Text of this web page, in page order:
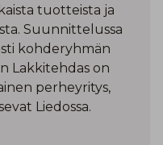
tuotteista ja
Suunnittelussa
kohderyhmän
Lakkitehdas on
perheyritys,
Liedossa.